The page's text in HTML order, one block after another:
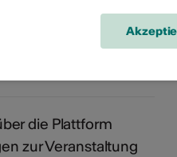
die Plattform
zur Veranstaltung